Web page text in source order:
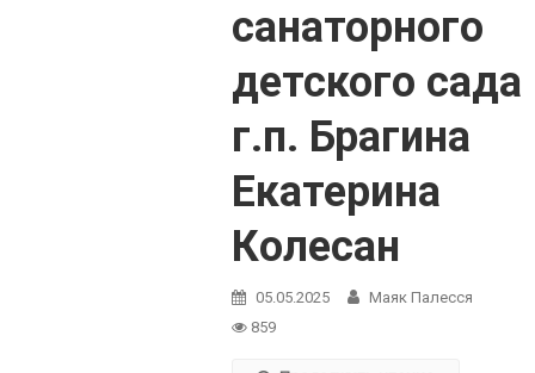
санаторного
детского сада
г.п. Брагина
Екатерина
Колесан
05.05.2025
Маяк Палесся
859